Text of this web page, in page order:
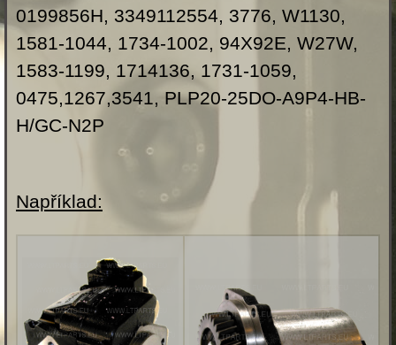
0199856H, 3349112554, 3776, W1130,
1581-1044, 1734-1002, 94X92E, W27W,
1583-1199, 1714136, 1731-1059,
0475,1267,3541, PLP20-25DO-A9P4-HB-
H/GC-N2P
Například: